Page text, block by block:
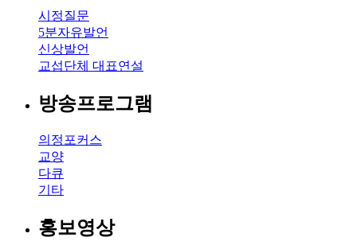
시정질문
5분자유발언
신상발언
교섭단체 대표연설
방송프로그램
의정포커스
교양
다큐
기타
홍보영상